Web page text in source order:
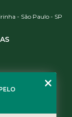
- São Paulo - SP